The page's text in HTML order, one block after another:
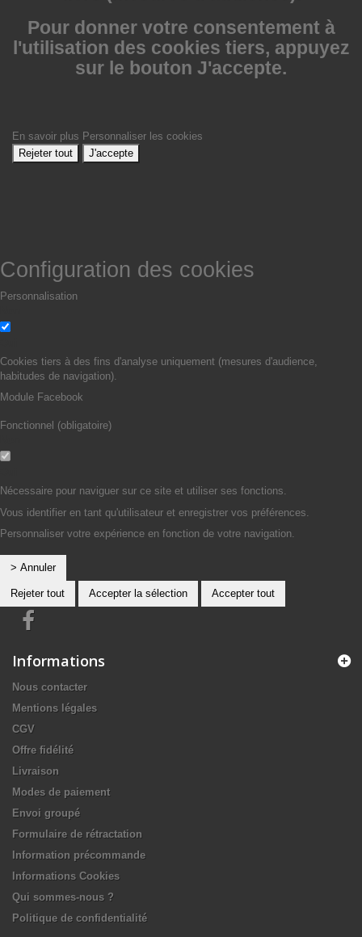
Pour donner votre consentement à
l'utilisation des cookies tiers, appuyez
sur le bouton J'accepte.
En savoir plus Personnaliser les cookies
Rejeter tout
J'accepte
Configuration des cookies
Personnalisation
Cookies tiers à des fins d'analyse uniquement (mesures d'audience,
habitudes de navigation).
Module Facebook
Fonctionnel (obligatoire)
Nécessaire pour naviguer sur ce site et utiliser ses fonctions.
Vous identifier en tant qu'utilisateur et enregistrer vos préférences.
Personnaliser votre expérience en fonction de votre navigation.
> Annuler
Rejeter tout Accepter la sélection Accepter tout
Informations
Nous contacter
Mentions légales
CGV
Offre fidélité
Livraison
Modes de paiement
Envoi groupé
Formulaire de rétractation
Information précommande
Informations Cookies
Qui sommes-nous ?
Politique de confidentialité